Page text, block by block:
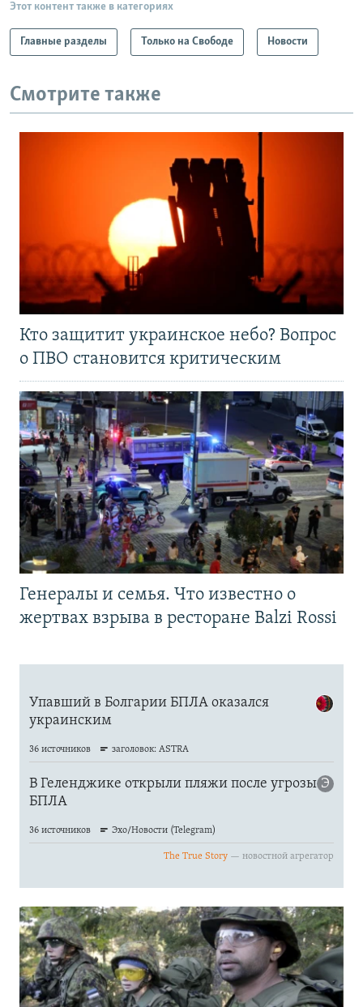
Этот контент также в категориях
Главные разделы Только на Свободе Новости
Смотрите также
Кто защитит украинское небо? Вопрос
о ПВО становится критическим
Генералы и семья. Что известно о
жертвах взрыва в ресторане Balzi Rossi